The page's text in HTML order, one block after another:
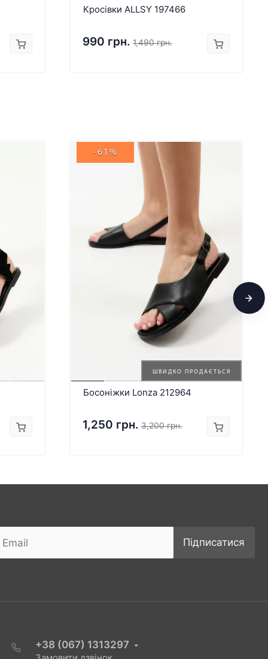
Кросівки ALLSY 197466
990 грн. 1,490 грн.
ШВИДКО ПРОДАЄТЬСЯ
-61%
Босоніжки Lonza 212964
1,250 грн. 3,200 грн.
Підписатися
+38 (067) 1313297